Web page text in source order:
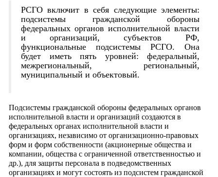
РСГО включит в себя следующие элементы:
подсистемы гражданской обороны
федеральных органов исполнительной власти
и организаций, субъектов РФ,
функциональные подсистемы РСГО. Она
будет иметь пять уровней: федеральный,
межрегиональный, региональный,
муниципальный и объектовый.
Подсистемы гражданской обороны федеральных органов
исполнительной власти и организаций создаются в
федеральных органах исполнительной власти и
организациях, независимо от организационно-правовых
форм и форм собственности (акционерные общества и
компании, общества с ограниченной ответственностью и
др.), для защиты персонала в подведомственных
организациях и могут состоять из подсистем гражданской